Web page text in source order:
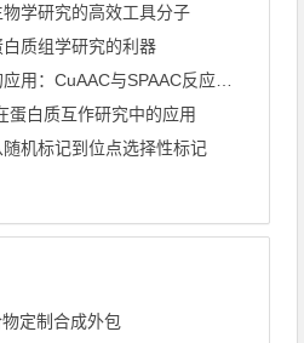
学研究的高效工具分子
质组学研究的利器
蛋白质互作研究中的应用
机标记到位点选择性标记
定制合成外包